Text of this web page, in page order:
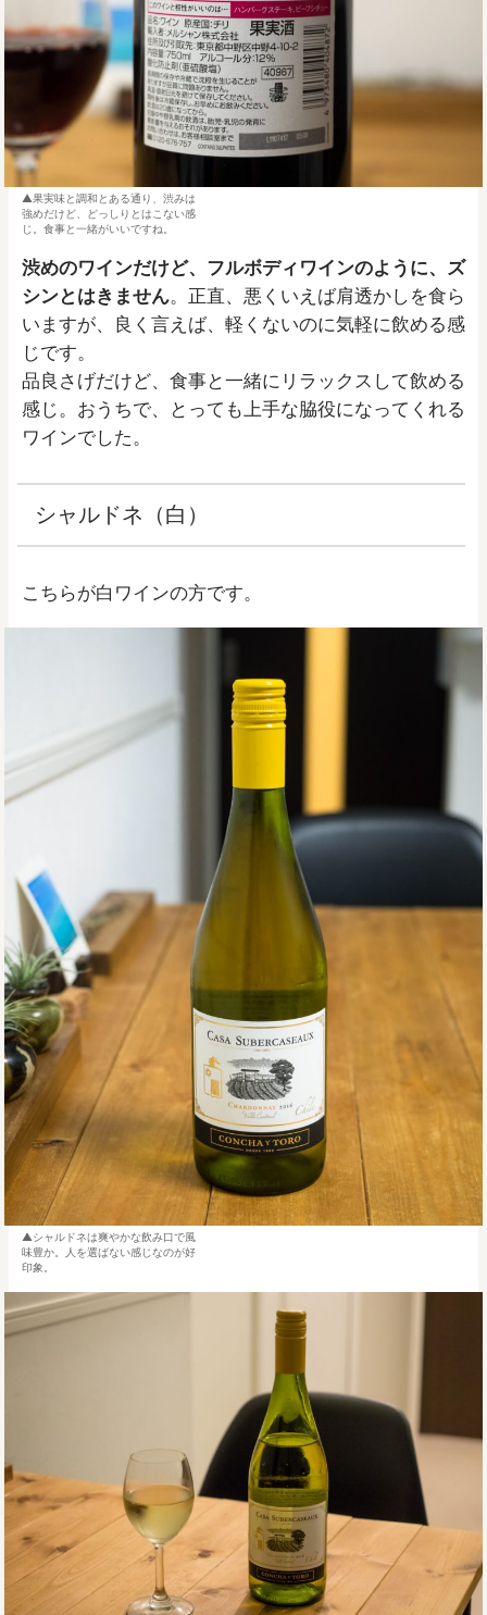
果実味と調和とある通り、渋みは
強めだけど、どっしりとはこない感
じ。食事と一緒がいいですね。
渋めのワインだけど、フルボディワインのように、ズ
シンとはきません。正直、悪くいえば肩透かしを食ら
いますが、良く言えば、軽くないのに気軽に飲める感
じです。
品良さげだけど、食事と一緒にリラックスして飲める
感じ。おうちで、とっても上手な脇役になってくれる
ワインでした。
シャルドネ（白）
こちらが白ワインの方です。
シャルドネは爽やかな飲み口で風
味豊か。人を選ばない感じなのが好
印象。